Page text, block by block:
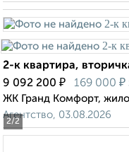
2/2
2-к квартира,
9 092 200 ₽ 169 000 ₽
ЖК Гранд Комфорт,
Агентство, 03.08.2026